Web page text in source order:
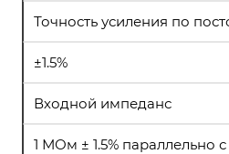
Точность усиления по
±1.5%
Входной импеданс
1 МОм ± 1.5% параллельно